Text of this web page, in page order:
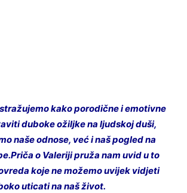
kako porodične i emotivne
duboke ožiljke na ljudskoj duši,
naše odnose, već i naš pogled na
o Valeriji pruža nam uvid u to
koje ne možemo uvijek vidjeti
uticati na naš život.